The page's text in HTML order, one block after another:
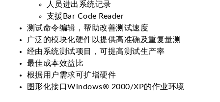
人员进出系统记录
支援Bar Code Reader
测试命令编辑，帮助改善测试速度
广泛的模块化硬件以提供高准确及重复量测
经由系统测试项目，可提高测试生产率
最佳成本效益比
根据用户需求可扩增硬件
图形化接口Windows® 2000/XP的作业环境